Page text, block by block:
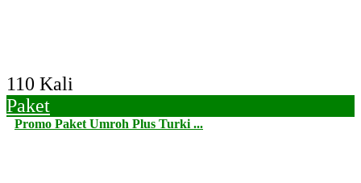
110 Kali
Paket
Promo Paket Umroh Plus Turki ...